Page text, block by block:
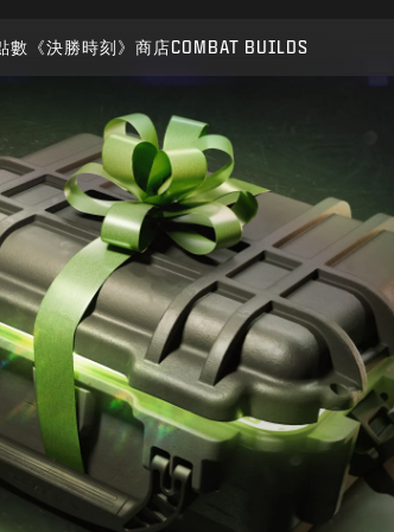
數 《決勝時刻》商店COMBAT BUILDS
送出
確認購買
取消
Activision得隨時更新、替換或移除此遊戲內容。
電子郵件
Facebook
X
複製連結